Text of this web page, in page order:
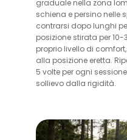
graduale nella zona
schiena e persino nelle
contrarsi dopo lunghi
posizione stirata per
proprio livello di
alla posizione eretta.
5 volte per ogni
sollievo dalla rigidità.